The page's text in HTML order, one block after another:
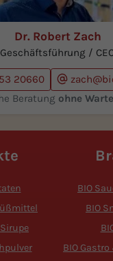
Dr. Robert Zach
Geschäftsführung /
20660
Beratung ohne
BIO
BIO
BIO